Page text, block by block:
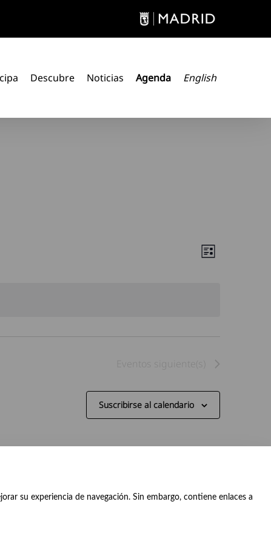
su experiencia de navegación. Sin embargo, contiene enlaces a
Descubre Noticias Agenda English
Evento
Lista
Eventos siguiente(s)
Suscribirse al calendario